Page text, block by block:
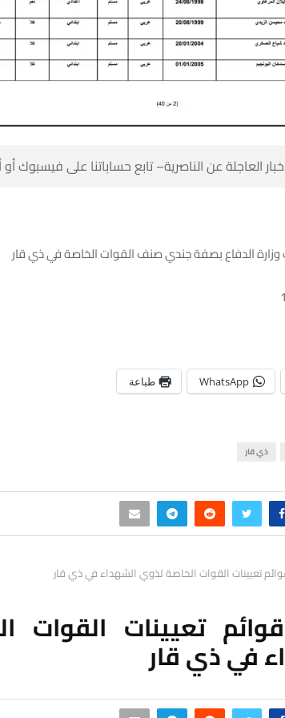
العاجلة عن الناصرية– تابع حساباتنا على فيسبوك
وزارة الدفاع بصفة جندي صنف القوات الخاصة في ذي قار
WhatsApp طباعة
ذي قار
تعيينات القوات الخاصة لذوي الشهداء في ذي قار
تعيينات القوات
في ذي قار